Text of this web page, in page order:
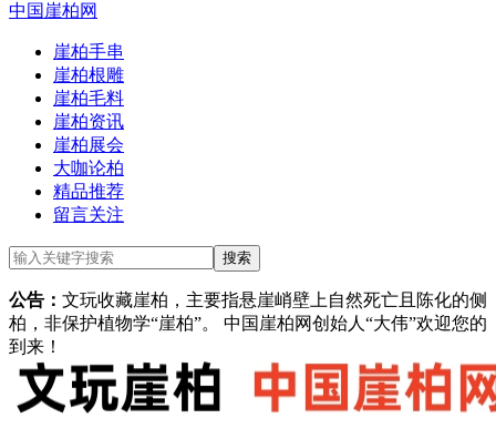
中国崖柏网
崖柏手串
崖柏根雕
崖柏毛料
崖柏资讯
崖柏展会
大咖论柏
精品推荐
留言关注
公告： 文玩收藏崖柏，主要指悬崖峭壁上自然死亡且陈化的侧
柏，非保护植物学“崖柏”。 中国崖柏网创始人“大伟”欢迎您的
到来！